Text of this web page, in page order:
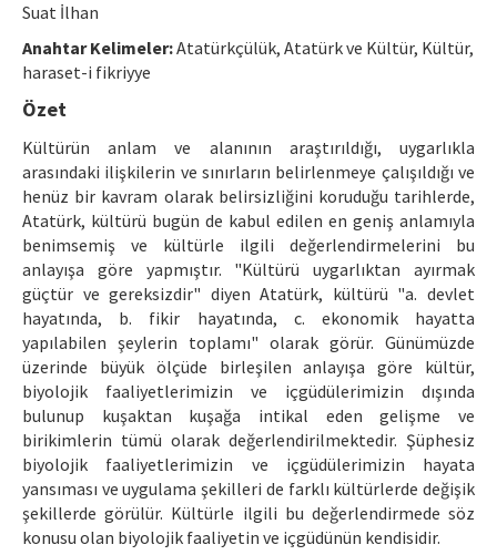
Yayın İlkeleri
Etik İlkeler
Yazar Rehberi
Hakem Rehberi
İletişim
Suat İlhan
Anahtar Kelimeler:Atatürkçülük, Atatürk ve Kültür, Kültür,
haraset-i fikriyye
Özet
Kültürün anlam ve alanının araştırıldığı, uygarlıkla
arasındaki ilişkilerin ve sınırların belirlenmeye çalışıldığı ve
henüz bir kavram olarak belirsizliğini koruduğu tarihlerde,
Atatürk, kültürü bugün de kabul edilen en geniş anlamıyla
benimsemiş ve kültürle ilgili değerlendirmelerini bu
anlayışa göre yapmıştır. "Kültürü uygarlıktan ayırmak
güçtür ve gereksizdir" diyen Atatürk, kültürü "a. devlet
hayatında, b. fikir hayatında, c. ekonomik hayatta
yapılabilen şeylerin toplamı" olarak görür. Günümüzde
üzerinde büyük ölçüde birleşilen anlayışa göre kültür,
biyolojik faaliyetlerimizin ve içgüdülerimizin dışında
bulunup kuşaktan kuşağa intikal eden gelişme ve
birikimlerin tümü olarak değerlendirilmektedir. Şüphesiz
biyolojik faaliyetlerimizin ve içgüdülerimizin hayata
yansıması ve uygulama şekilleri de farklı kültürlerde değişik
şekillerde görülür. Kültürle ilgili bu değerlendirmede söz
konusu olan biyolojik faaliyetin ve içgüdünün kendisidir.